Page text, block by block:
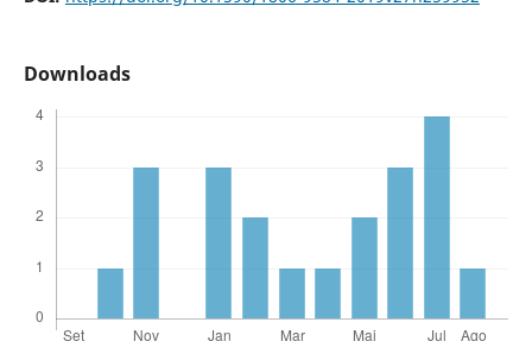
Downloads